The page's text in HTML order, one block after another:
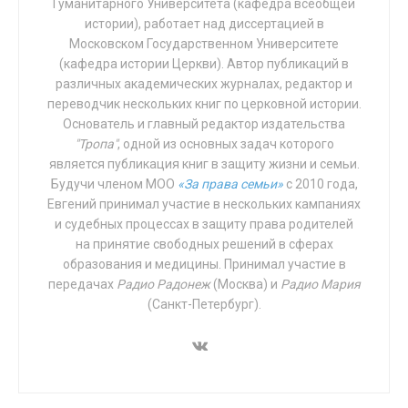
образом, российские дипломаты смогут отслеживать
его дальнейшую судьбу и защищать его, если он
станет жертвой преступления.
Суррогатное материнство представляет собой, по
сути, слегка завуалированную торговлю детьми и
«аренду» женской репродуктивной системы в
качестве инкубатора. Один или двое заказчиков за
большие деньги заключают договор, по которому
эмбрион, генетически связанный с ними или с одним
из них, подсаживается суррогатной матери. Та
вынашивает ребёнка, а потом отдаёт его заказчикам
и забирает деньги. Другую часть денег получают
врачи-репродуктологи, юристы, посредники и т.д.
Суррогатными матерями обычно оказываются
Гуманитарного Университета (кафедра всеобщей
истории), работает над диссертацией в
Московском Государственном Университете
(кафедра истории Церкви). Автор публикаций в
различных академических журналах, редактор и
переводчик нескольких книг по церковной истории.
Основатель и главный редактор издательства
"Тропа", одной из основных задач которого
является публикация книг в защиту жизни и семьи.
Будучи членом МОО «За права семьи»с 2010 года,
Евгений принимал участие в нескольких кампаниях
и судебных процессах в защиту права родителей
на принятие свободных решений в сферах
образования и медицины. Принимал участие в
передачах Радио Радонеж(Москва) и Радио Мария
(Санкт-Петербург).